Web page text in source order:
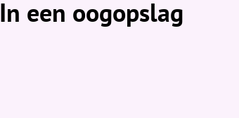
In een oogopslag